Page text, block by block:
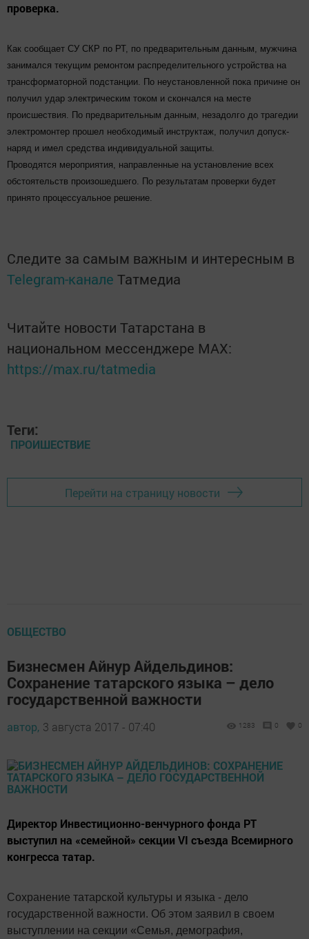
проверка.
Как сообщает СУ СКР по РТ, по предварительным данным, мужчина
занимался текущим ремонтом распределительного устройства на
трансформаторной подстанции. По неустановленной пока причине он
получил удар электрическим током и скончался на месте
происшествия. По предварительным данным, незадолго до трагедии
электромонтер прошел необходимый инструктаж, получил допуск-
наряд и имел средства индивидуальной защиты.
Проводятся мероприятия, направленные на установление всех
обстоятельств произошедшего. По результатам проверки будет
принято процессуальное решение.
Следите за самым важным и интересным в
Telegram-канале Татмедиа
Читайте новости Татарстана в
национальном мессенджере MАХ:
https://max.ru/tatmedia
Теги:
ПРОИШЕСТВИЕ
Перейти на страницу новости
ОБЩЕСТВО
Бизнесмен Айнур Айдельдинов:
Сохранение татарского языка – дело
государственной важности
автор, 3 августа 2017 - 07:40 1283 0 0
Директор Инвестиционно-венчурного фонда РТ
выступил на «семейной» секции VI съезда Всемирного
конгресса татар.
Сохранение татарской культуры и языка - дело
государственной важности. Об этом заявил в своем
выступлении на секции «Семья, демография,